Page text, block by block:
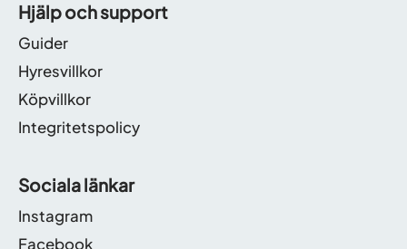
Hjälp och support
Guider
Hyresvillkor
Köpvillkor
Integritetspolicy
Sociala länkar
Instagram
Facebook